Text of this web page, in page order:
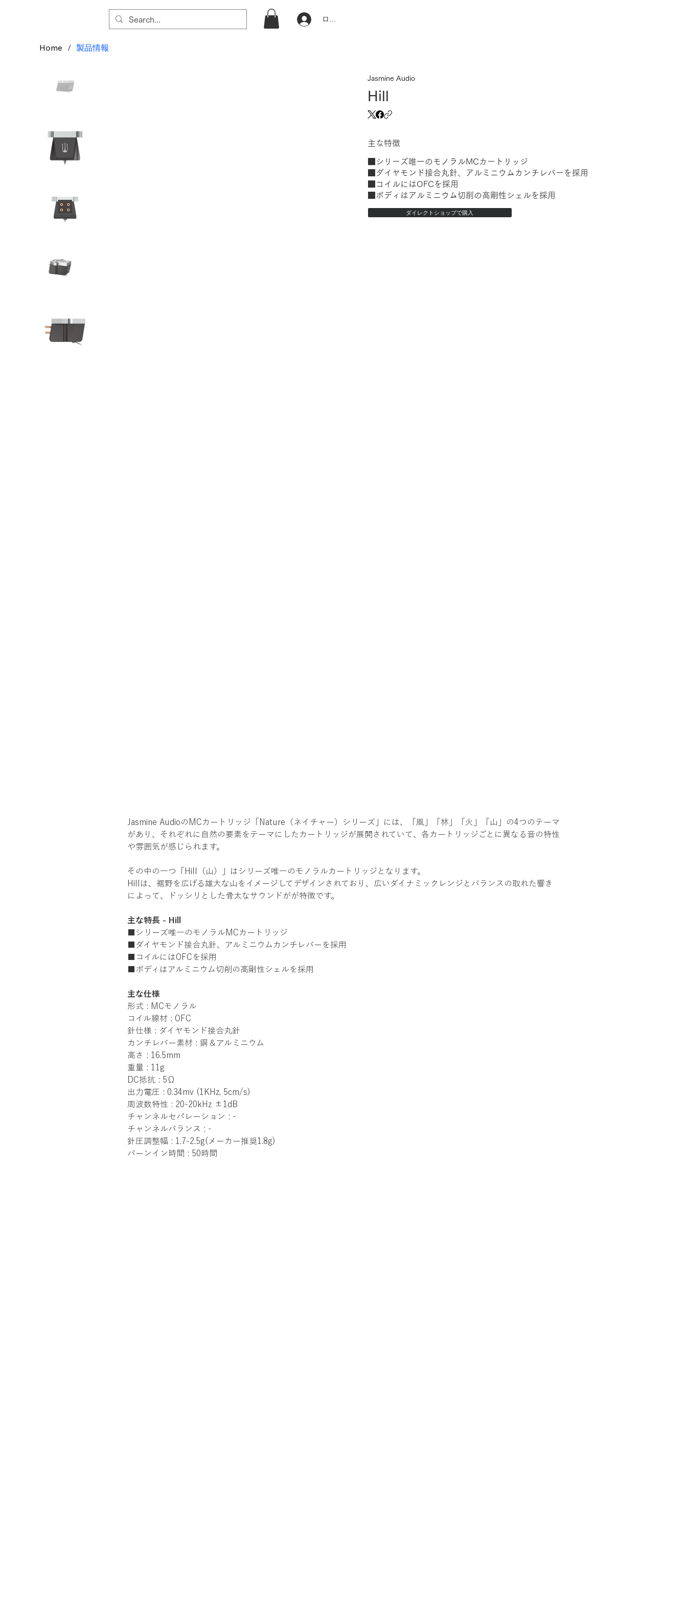
ログイン
Home / 製品情報
Jasmine Audio
Hill
主な特徴
■シリーズ唯一のモノラルMCカートリッジ
■ダイヤモンド接合丸針、アルミニウムカンチレバーを採用
■コイルにはOFCを採用
■ボディはアルミニウム切削の高剛性シェルを採用
ダイレクトショップで購入
Jasmine AudioのMCカートリッジ「Nature（ネイチャー）シリーズ」には、「風」「林」「火」「山」の4つのテーマ
があり、それぞれに自然の要素をテーマにしたカートリッジが展開されていて、各カートリッジごとに異なる音の特性
や雰囲気が感じられます。
その中の一つ「Hill（山）」はシリーズ唯一のモノラルカートリッジとなります。
Hillは、裾野を広げる雄大な山をイメージしてデザインされており、広いダイナミックレンジとバランスの取れた響き
によって、ドッシリとした骨太なサウンドがが特徴です。
主な特長 - Hill
■シリーズ唯一のモノラルMCカートリッジ
■ダイヤモンド接合丸針、アルミニウムカンチレバーを採用
■コイルにはOFCを採用
■ボディはアルミニウム切削の高剛性シェルを採用
主な仕様
形式 : MCモノラル
コイル線材 : OFC
針仕様 : ダイヤモンド接合丸針
カンチレバー素材 : 銅＆アルミニウム
高さ : 16.5mm
重量 : 11g
DC抵抗 : 5Ω
出力電圧 : 0.34mv (1KHz, 5cm/s)
周波数特性 : 20-20kHz ±1dB
チャンネルセパレーション : -
チャンネルバランス : -
針圧調整幅 : 1.7-2.5g(メーカー推奨1.8g)
バーンイン時間 : 50時間